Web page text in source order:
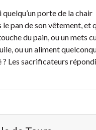
quelqu’un porte de la chair
le pan de son vêtement, et
du pain, ou un mets
ou un aliment
Les sacrificateurs